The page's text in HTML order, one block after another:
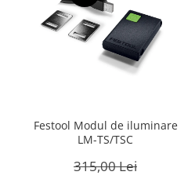
Festool Modul de iluminare
LM-TS/TSC
315,00 Lei